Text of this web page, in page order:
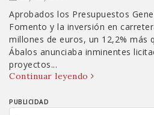
Aprobados los Presupuestos
Fomento y la inversión en
millones de euros, un 12,2% más
Ábalos anunciaba inminentes
proyectos...
Continuar leyendo
PUBLICIDAD